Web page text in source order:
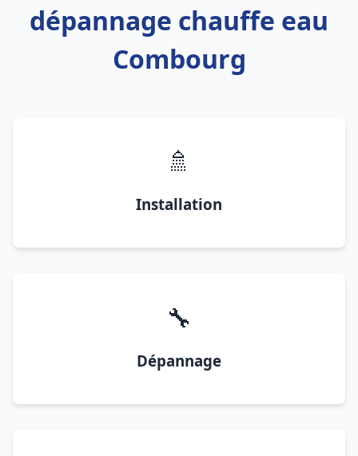
dépannage chauffe eau
Combourg
🚿
Installation
🔧
Dépannage